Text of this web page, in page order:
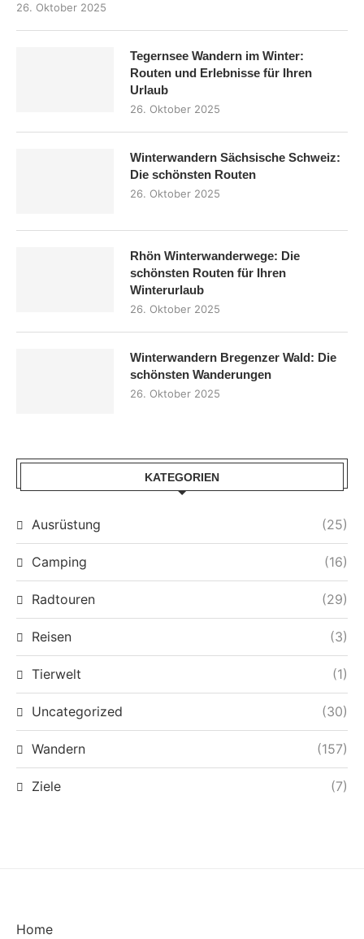
26. Oktober 2025
Tegernsee Wandern im Winter:
Routen und Erlebnisse für Ihren
Urlaub
26. Oktober 2025
Winterwandern Sächsische Schweiz:
Die schönsten Routen
26. Oktober 2025
Rhön Winterwanderwege: Die
schönsten Routen für Ihren
Winterurlaub
26. Oktober 2025
Winterwandern Bregenzer Wald: Die
schönsten Wanderungen
26. Oktober 2025
KATEGORIEN
Ausrüstung (25)
Camping (16)
Radtouren (29)
Reisen (3)
Tierwelt (1)
Uncategorized (30)
Wandern (157)
Ziele (7)
Home